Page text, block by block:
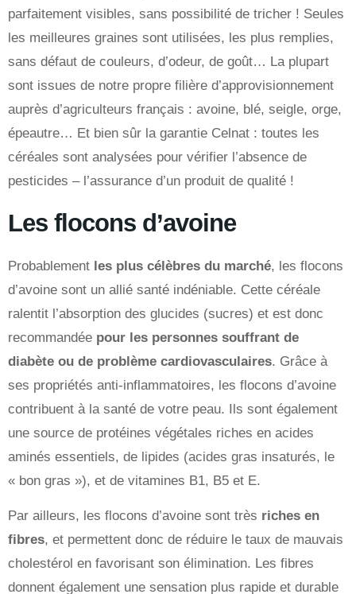
parfaitement visibles, sans possibilité de tricher ! Seules
les meilleures graines sont utilisées, les plus remplies,
sans défaut de couleurs, d’odeur, de goût… La plupart
sont issues de notre propre filière d’approvisionnement
auprès d’agriculteurs français : avoine, blé, seigle, orge,
épeautre… Et bien sûr la garantie Celnat : toutes les
céréales sont analysées pour vérifier l’absence de
pesticides – l’assurance d’un produit de qualité !
Les flocons d’avoine
Probablement les plus célèbres du marché, les flocons
d’avoine sont un allié santé indéniable. Cette céréale
ralentit l’absorption des glucides (sucres) et est donc
recommandée pour les personnes souffrant de
diabète ou de problème cardiovasculaires. Grâce à
ses propriétés anti-inflammatoires, les flocons d’avoine
contribuent à la santé de votre peau. Ils sont également
une source de protéines végétales riches en acides
aminés essentiels, de lipides (acides gras insaturés, le
« bon gras »), et de vitamines B1, B5 et E.
Par ailleurs, les flocons d’avoine sont très riches en
fibres, et permettent donc de réduire le taux de mauvais
cholestérol en favorisant son élimination. Les fibres
donnent également une sensation plus rapide et durable